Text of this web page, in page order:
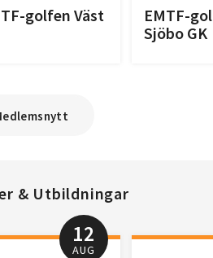
golfen Väst
EMTF-
Sjöbo GK
& Utbildningar
12
AUG